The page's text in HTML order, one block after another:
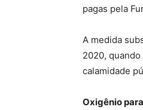
pagas pela
A medida
2020,
calamidade
Oxigênio